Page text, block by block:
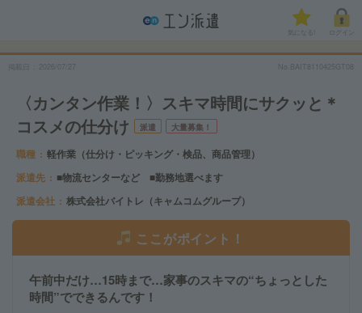
気になる!
No.BAIT8110425GT08
〈カンタン作業！〉スキマ時間にサクッと＊
コスメの仕分け
派遣 大量募集！
職種
軽作業（仕分け・ピッキング・検品、商品管理）
派遣先
■物流センターなど ■勤務地選べます
派遣会社
株式会社バイトレ（キャムコムグループ）
ここがポイント！
午前中だけ…15時まで…家事のスキマの“ちょっとした
時間”でできるんです！